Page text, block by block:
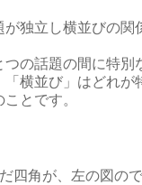
が独立し横並びの関
つの話題の間に特
「横並び」はどれが
とです。
四角が、左の図の